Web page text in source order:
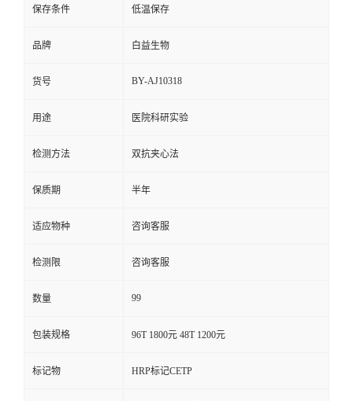
保存条件 低温保存
品牌 白益生物
货号 BY-AJ10318
用途 医院科研实验
检测方法 双抗夹心法
保质期 半年
适应物种 咨询客服
检测限 咨询客服
数量 99
包装规格 96T 1800元 48T 1200元
标记物 HRP标记CETP